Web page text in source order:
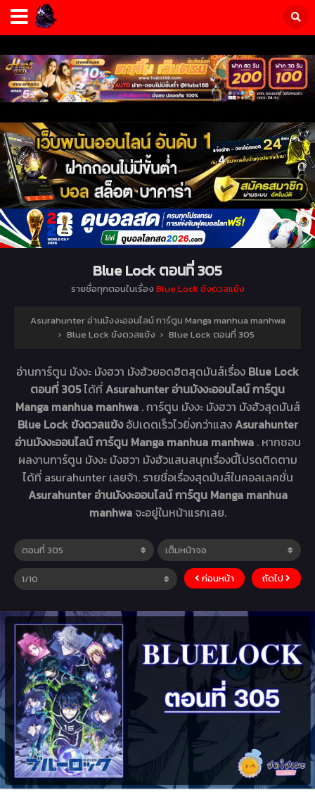
Blue Lock ตอนที่ 305
รายชื่อทุกตอนในเรื่อง Blue Lock ขังดวลแข้ง
Asurahunter อ่านมังงะออนไลน์ การ์ตูน Manga manhua manhwa
› Blue Lock ขังดวลแข้ง › Blue Lock ตอนที่ 305
อ่านการ์ตูน มังงะ มังฮวา มังฮัวยอดฮิตสุดมันส์เรื่อง Blue Lock
ตอนที่ 305ได้ที่Asurahunter อ่านมังงะออนไลน์ การ์ตูน
Manga manhua manhwa . การ์ตูน มังงะ มังฮวา มังฮัวสุดมันส์
Blue Lock ขังดวลแข้งอัปเดตเร็วไวยิ่งกว่าแสงAsurahunter
อ่านมังงะออนไลน์ การ์ตูน Manga manhua manhwa . หากชอบ
ผลงานการ์ตูน มังงะ มังฮวา มังฮัวแสนสนุกเรื่องนี้โปรดติดตาม
ได้ที่ asurahunter เลยจ้า. รายชื่อเรื่องสุดมันส์ในคอลเลคชั่น
Asurahunter อ่านมังงะออนไลน์ การ์ตูน Manga manhua
manhwa จะอยู่ในหน้าแรกเลย.
ก่อนหน้า ถัดไป